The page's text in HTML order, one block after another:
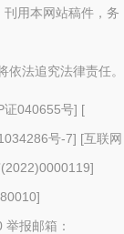
用本网站稿件，务
法追究法律责任。
证040655号] [
号-7] [互联网
]
]
报邮箱：